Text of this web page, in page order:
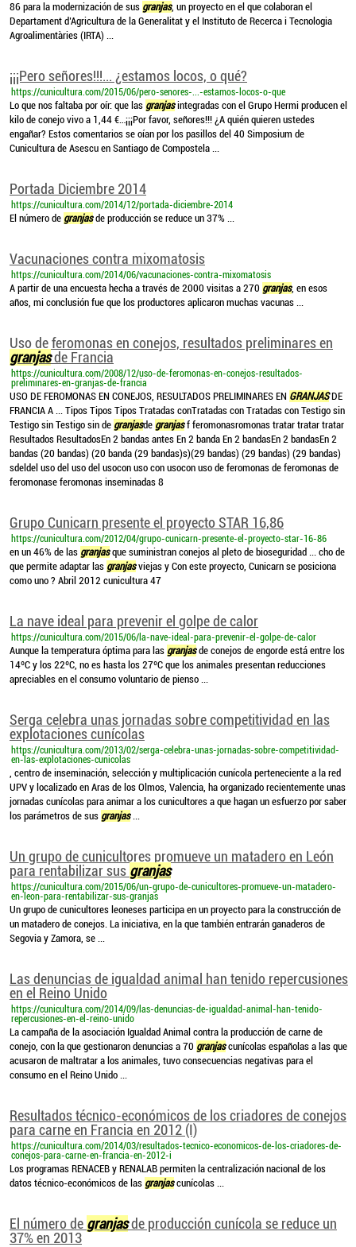
86 para la modernización de sus granjas, un proyecto en el que colaboran el
Departament d’Agricultura de la Generalitat y el Instituto de Recerca i Tecnologia
Agroalimentàries (IRTA) ...
¡¡¡Pero señores!!!... ¿estamos locos, o qué?
https://cunicultura.com/2015/06/pero-senores-...-estamos-locos-o-que
Lo que nos faltaba por oír: que las granjasintegradas con el Grupo Hermi producen el
kilo de conejo vivo a 1,44 €…¡¡¡Por favor, señores!!! ¿A quién quieren ustedes
engañar? Estos comentarios se oían por los pasillos del 40 Simposium de
Cunicultura de Asescu en Santiago de Compostela ...
Portada Diciembre 2014
https://cunicultura.com/2014/12/portada-diciembre-2014
El número de granjasde producción se reduce un 37% ...
Vacunaciones contra mixomatosis
https://cunicultura.com/2014/06/vacunaciones-contra-mixomatosis
A partir de una encuesta hecha a través de 2000 visitas a 270 granjas, en esos
años, mi conclusión fue que los productores aplicaron muchas vacunas ...
Uso de feromonas en conejos, resultados preliminares en
granjasde Francia
https://cunicultura.com/2008/12/uso-de-feromonas-en-conejos-resultados-
preliminares-en-granjas-de-francia
USO DE FEROMONAS EN CONEJOS, RESULTADOS PRELIMINARES EN GRANJASDE
FRANCIA A ... Tipos Tipos Tipos Tratadas conTratadas con Tratadas con Testigo sin
Testigo sin Testigo sin de granjasde granjasf feromonasromonas tratar tratar tratar
Resultados ResultadosEn 2 bandas antes En 2 banda En 2 bandasEn 2 bandasEn 2
bandas (20 bandas) (20 banda (29 bandas)s)(29 bandas) (29 bandas) (29 bandas)
sdeldel uso del uso del usocon uso con usocon uso de feromonas de feromonas de
feromonase feromonas inseminadas 8
Grupo Cunicarn presente el proyecto STAR 16,86
https://cunicultura.com/2012/04/grupo-cunicarn-presente-el-proyecto-star-16-86
en un 46% de las granjasque suministran conejos al pleto de bioseguridad ... cho de
que permite adaptar las granjasviejas y Con este proyecto, Cunicarn se posiciona
como uno ? Abril 2012 cunicultura 47
La nave ideal para prevenir el golpe de calor
https://cunicultura.com/2015/06/la-nave-ideal-para-prevenir-el-golpe-de-calor
Aunque la temperatura óptima para las granjasde conejos de engorde está entre los
14ºC y los 22ºC, no es hasta los 27ºC que los animales presentan reducciones
apreciables en el consumo voluntario de pienso ...
Serga celebra unas jornadas sobre competitividad en las
explotaciones cunícolas
https://cunicultura.com/2013/02/serga-celebra-unas-jornadas-sobre-competitividad-
en-las-explotaciones-cunicolas
, centro de inseminación, selección y multiplicación cunícola perteneciente a la red
UPV y localizado en Aras de los Olmos, Valencia, ha organizado recientemente unas
jornadas cunícolas para animar a los cunicultores a que hagan un esfuerzo por saber
los parámetros de sus granjas...
Un grupo de cunicultores promueve un matadero en León
para rentabilizar sus granjas
https://cunicultura.com/2015/06/un-grupo-de-cunicultores-promueve-un-matadero-
en-leon-para-rentabilizar-sus-granjas
Un grupo de cunicultores leoneses participa en un proyecto para la construcción de
un matadero de conejos. La iniciativa, en la que también entrarán ganaderos de
Segovia y Zamora, se ...
Las denuncias de igualdad animal han tenido repercusiones
en el Reino Unido
https://cunicultura.com/2014/09/las-denuncias-de-igualdad-animal-han-tenido-
repercusiones-en-el-reino-unido
La campaña de la asociación Igualdad Animal contra la producción de carne de
conejo, con la que gestionaron denuncias a 70 granjascunícolas españolas a las que
acusaron de maltratar a los animales, tuvo consecuencias negativas para el
consumo en el Reino Unido ...
Resultados técnico-económicos de los criadores de conejos
para carne en Francia en 2012 (I)
https://cunicultura.com/2014/03/resultados-tecnico-economicos-de-los-criadores-de-
conejos-para-carne-en-francia-en-2012-i
Los programas RENACEB y RENALAB permiten la centralización nacional de los
datos técnico-económicos de las granjascunícolas ...
El número de granjasde producción cunícola se reduce un
37% en 2013